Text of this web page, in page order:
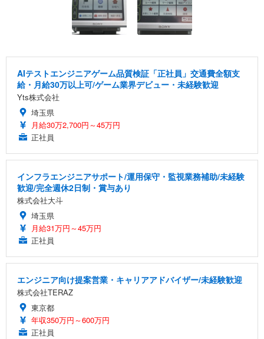
AIテストエンジニアゲーム品質検証「正社員」交通費全額支
給・月給30万以上可/ゲーム業界デビュー・未経験歓迎
Yts株式会社
埼玉県
月給30万2,700円～45万円
正社員
インフラエンジニアサポート/運用保守・監視業務補助/未経験
歓迎/完全週休2日制・賞与あり
株式会社大斗
埼玉県
月給31万円～45万円
正社員
エンジニア向け提案営業・キャリアアドバイザー/未経験歓迎
株式会社TERAZ
東京都
年収350万円～600万円
正社員